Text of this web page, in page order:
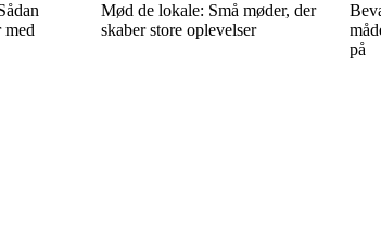
med
Mød de lokale: Små møder, der
skaber store oplevelser
på